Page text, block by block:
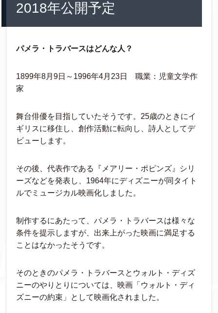
2018年公開予定
パメラ・トラバースはどんな人？
1899年8月9日～1996年4月23日 職業：児童文学作
家
舞台俳優を目指していたそうです。25歳のときにイ
ギリスに移住し、創作活動に転向し、詩人としてデ
ビューします。
その後、代表作である『メアリー・ポピンズ』シリ
ーズなどを発表し、1964年にディズニーが同タイト
ルでミュージカル映画化しました。
制作するにあたって、パメラ・トラバースは様々な
条件を提示しますが、出来上がった映画に満足する
ことはなかったそうです。
そのときのパメラ・トラバースとウォルト・ディズ
ニーのやりとりについては、映画「ウォルト・ディ
ズニーの約束」として映画化されました。